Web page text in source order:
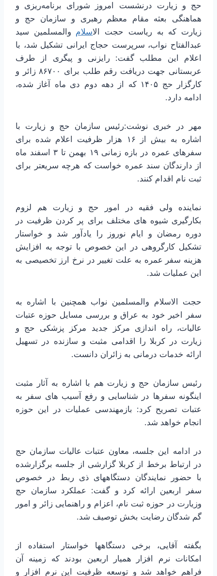
حج و زیارت درنشست امروز شورای برنامه‌ریزی و
هماهنگی بعثه مقام معظم رهبری و سازمان حج و
زیارت که به ریاست حجت الاسلام والمسلمین سید
عبدالفتاح نواب، سرپرست حجاج ایرانی تشکیل شد، با
اعلام این مطلب گفت: رایزنی و پیگری از طرف
عربستانی جهت دریافت رقم طلب برای ۸۶۷۰۰ زائر و
کارگزار حج ۱۴۰۵ که از دهه دوم دی ماه آغاز شده،
ادامه دارد.
مهر در خبری نوشت:رئیس سازمان حج و زیارت با
اشاره به بیش از ۱۶ هزار ظرفیت اعلام شده برای
سفرهای عمره در بازه زمانی ۱۹ بهمن تا ۳ اسفند ماه
از دارندگان سند عمره خواست که هرچه سریعتر برای
ثبت نام اقدام کنند.
نماینده ولی فقیه در امور حج و زیارت هم لزوم
بکارگیری شیوه های مختلف برای پر کردن ظرفیت در
دوره رمضان و ایام نوروز را یادآور شد و خواستار
تشکیل کارگروهی در این خصوص با توجه به افزایش
هزینه سفر عمره به علت تغییر در نرخ ارز تخصیصی به
این عملیات شد.
حجت الاسلام والمسلمین نواب همچنین با اشاره به
سفر اخیر خود به عراق و بررسی مسایل حوزه عتبات
عالیات، راه اندازی مرکز جدید مرکز پزشکی حج و
زیارت در کربلا را اقدامی مثبت و سازنده در تسهیل
ارائه خدمات درمانی به زائران دانست.
رئیس سازمان حج و زیارت هم با اشاره به آثار مثبت
اینگونه سفرها در شناسایی و رفع آسیب های سفر به
عتبات تصریح کرد: بازمهندسی عملیات در این حوزه
انجام خواهد شد.
در ادامه این جلسه، معاون عتبات عالیات سازمان حج
در ارتباط برخط از کربلا گزارشی از جلسه برگزارشده
با حضور نمایندگان دستگاههای ذی ربط در خصوص
سفر اربعین ارائه کرد و گفت: عملکرد سازمان حج
وزیارت در حوزه ثبت نام، اعزام و راهنمایی زائر و امور
گم شدگان رضایت بخش توصیف شد.
بگفته آقایی، برخی دستگاهها خواستار استفاده از
امکانات نرم افزار همیار اربعین بودند که زمینه آن
فراهم خواهد شد و توسعه ظرفیت این نرم افزار و